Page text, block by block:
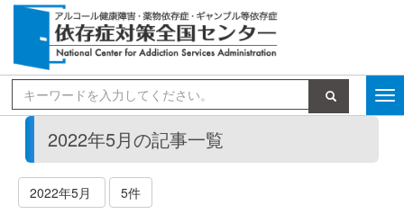
検索
2022年5月の記事一覧
2022年5月 5件